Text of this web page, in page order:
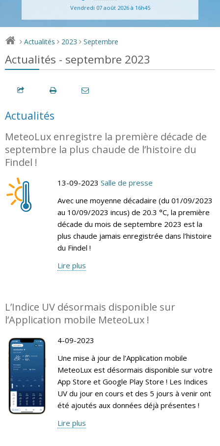
Vendredi 07 août 2026 à 16h45
> Actualités > 2023 > Septembre
Actualités - septembre 2023
Actualités
MeteoLux enregistre la première décade de
septembre la plus chaude de l’histoire du
Findel !
13-09-2023 Salle de presse
Avec une moyenne décadaire (du 01/09/2023
au 10/09/2023 incus) de 20.3 °C, la première
décade du mois de septembre 2023 est la
plus chaude jamais enregistrée dans l’histoire
du Findel !
Lire plus
L’Indice UV désormais disponible sur
l’Application mobile MeteoLux !
4-09-2023
Une mise à jour de l’Application mobile
MeteoLux est désormais disponible sur votre
App Store et Google Play Store ! Les Indices
UV du jour en cours et des 5 jours à venir ont
été ajoutés aux données déjà présentes !
Lire plus